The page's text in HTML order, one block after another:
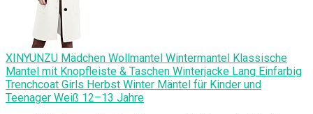
XINYUNZU Mädchen Wollmantel Wintermantel Klassische
Mantel mit Knopfleiste & Taschen Winterjacke Lang Einfarbig
Trenchcoat Girls Herbst Winter Mäntel für Kinder und
Teenager Weiß 12–13 Jahre